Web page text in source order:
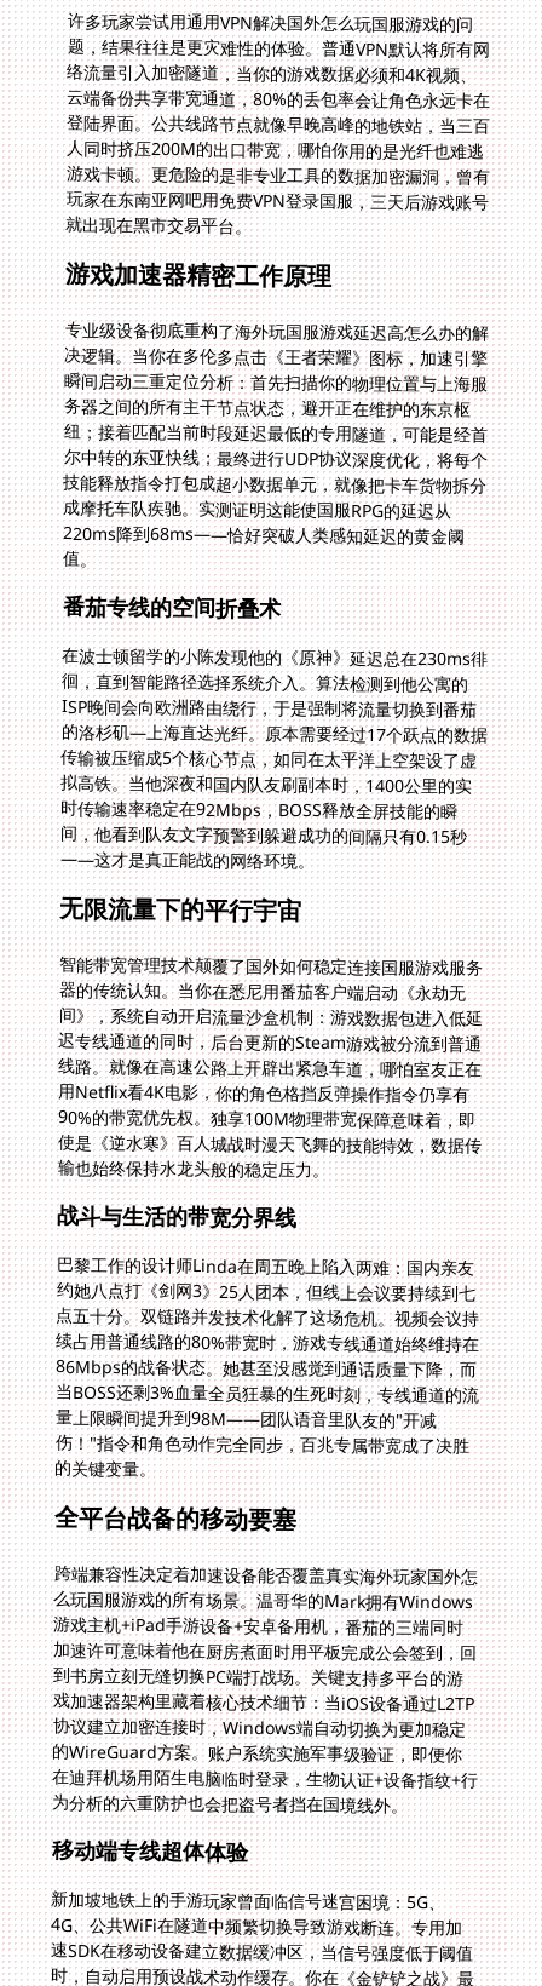
许多玩家尝试用通用VPN解决国外怎么玩国服游戏的问
题，结果往往是更灾难性的体验。普通VPN默认将所有网
络流量引入加密隧道，当你的游戏数据必须和4K视频、
云端备份共享带宽通道，80%的丢包率会让角色永远卡在
登陆界面。公共线路节点就像早晚高峰的地铁站，当三百
人同时挤压200M的出口带宽，哪怕你用的是光纤也难逃
游戏卡顿。更危险的是非专业工具的数据加密漏洞，曾有
玩家在东南亚网吧用免费VPN登录国服，三天后游戏账号
就出现在黑市交易平台。
游戏加速器精密工作原理
专业级设备彻底重构了海外玩国服游戏延迟高怎么办的解
决逻辑。当你在多伦多点击《王者荣耀》图标，加速引擎
瞬间启动三重定位分析：首先扫描你的物理位置与上海服
务器之间的所有主干节点状态，避开正在维护的东京枢
纽；接着匹配当前时段延迟最低的专用隧道，可能是经首
尔中转的东亚快线；最终进行UDP协议深度优化，将每个
技能释放指令打包成超小数据单元，就像把卡车货物拆分
成摩托车队疾驰。实测证明这能使国服RPG的延迟从
220ms降到68ms——恰好突破人类感知延迟的黄金阈
值。
番茄专线的空间折叠术
在波士顿留学的小陈发现他的《原神》延迟总在230ms徘
徊，直到智能路径选择系统介入。算法检测到他公寓的
ISP晚间会向欧洲路由绕行，于是强制将流量切换到番茄
的洛杉矶—上海直达光纤。原本需要经过17个跃点的数据
传输被压缩成5个核心节点，如同在太平洋上空架设了虚
拟高铁。当他深夜和国内队友刷副本时，1400公里的实
时传输速率稳定在92Mbps，BOSS释放全屏技能的瞬
间，他看到队友文字预警到躲避成功的间隔只有0.15秒
——这才是真正能战的网络环境。
无限流量下的平行宇宙
智能带宽管理技术颠覆了国外如何稳定连接国服游戏服务
器的传统认知。当你在悉尼用番茄客户端启动《永劫无
间》，系统自动开启流量沙盒机制：游戏数据包进入低延
迟专线通道的同时，后台更新的Steam游戏被分流到普通
线路。就像在高速公路上开辟出紧急车道，哪怕室友正在
用Netflix看4K电影，你的角色格挡反弹操作指令仍享有
90%的带宽优先权。独享100M物理带宽保障意味着，即
使是《逆水寒》百人城战时漫天飞舞的技能特效，数据传
输也始终保持水龙头般的稳定压力。
战斗与生活的带宽分界线
巴黎工作的设计师Linda在周五晚上陷入两难：国内亲友
约她八点打《剑网3》25人团本，但线上会议要持续到七
点五十分。双链路并发技术化解了这场危机。视频会议持
续占用普通线路的80%带宽时，游戏专线通道始终维持在
86Mbps的战备状态。她甚至没感觉到通话质量下降，而
当BOSS还剩3%血量全员狂暴的生死时刻，专线通道的流
量上限瞬间提升到98M——团队语音里队友的"开减
伤！"指令和角色动作完全同步，百兆专属带宽成了决胜
的关键变量。
全平台战备的移动要塞
跨端兼容性决定着加速设备能否覆盖真实海外玩家国外怎
么玩国服游戏的所有场景。温哥华的Mark拥有Windows
游戏主机+iPad手游设备+安卓备用机，番茄的三端同时
加速许可意味着他在厨房煮面时用平板完成公会签到，回
到书房立刻无缝切换PC端打战场。关键支持多平台的游
戏加速器架构里藏着核心技术细节：当iOS设备通过L2TP
协议建立加密连接时，Windows端自动切换为更加稳定
的WireGuard方案。账户系统实施军事级验证，即便你
在迪拜机场用陌生电脑临时登录，生物认证+设备指纹+行
为分析的六重防护也会把盗号者挡在国境线外。
移动端专线超体体验
新加坡地铁上的手游玩家曾面临信号迷宫困境：5G、
4G、公共WiFi在隧道中频繁切换导致游戏断连。专用加
速SDK在移动设备建立数据缓冲区，当信号强度低于阈值
时，自动启用预设战术动作缓存。你在《金铲铲之战》最
后回合的阵容调整操作被预存在本地，等列车驶出隧道后
毫秒级同步至国服服务器。实测显示东京地铁通勤期间，
对战类手游的断线重连率从27%降至0.8%，那些因列车